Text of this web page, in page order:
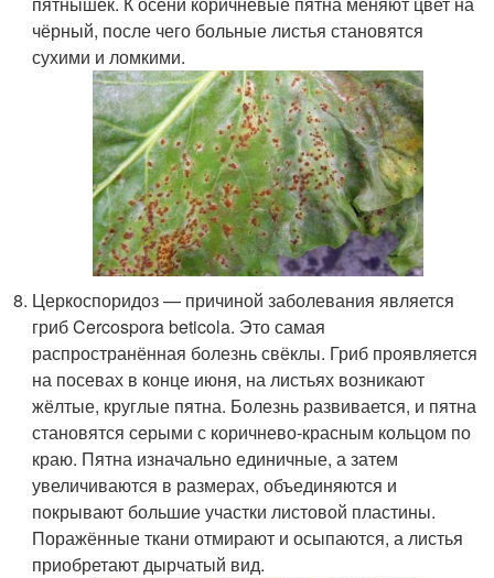
чёрный, после чего больные листья становятся
сухими и ломкими.
Церкоспоридоз — причиной заболевания является
гриб Cercospora beticola. Это самая
распространённая болезнь свёклы. Гриб проявляется
на посевах в конце июня, на листьях возникают
жёлтые, круглые пятна. Болезнь развивается, и пятна
становятся серыми с коричнево-красным кольцом по
краю. Пятна изначально единичные, а затем
увеличиваются в размерах, объединяются и
покрывают большие участки листовой пластины.
Поражённые ткани отмирают и осыпаются, а листья
приобретают дырчатый вид.